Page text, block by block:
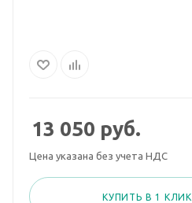
13 050 руб.
Цена указана без учета НДС
КУПИТЬ В 1 КЛИК